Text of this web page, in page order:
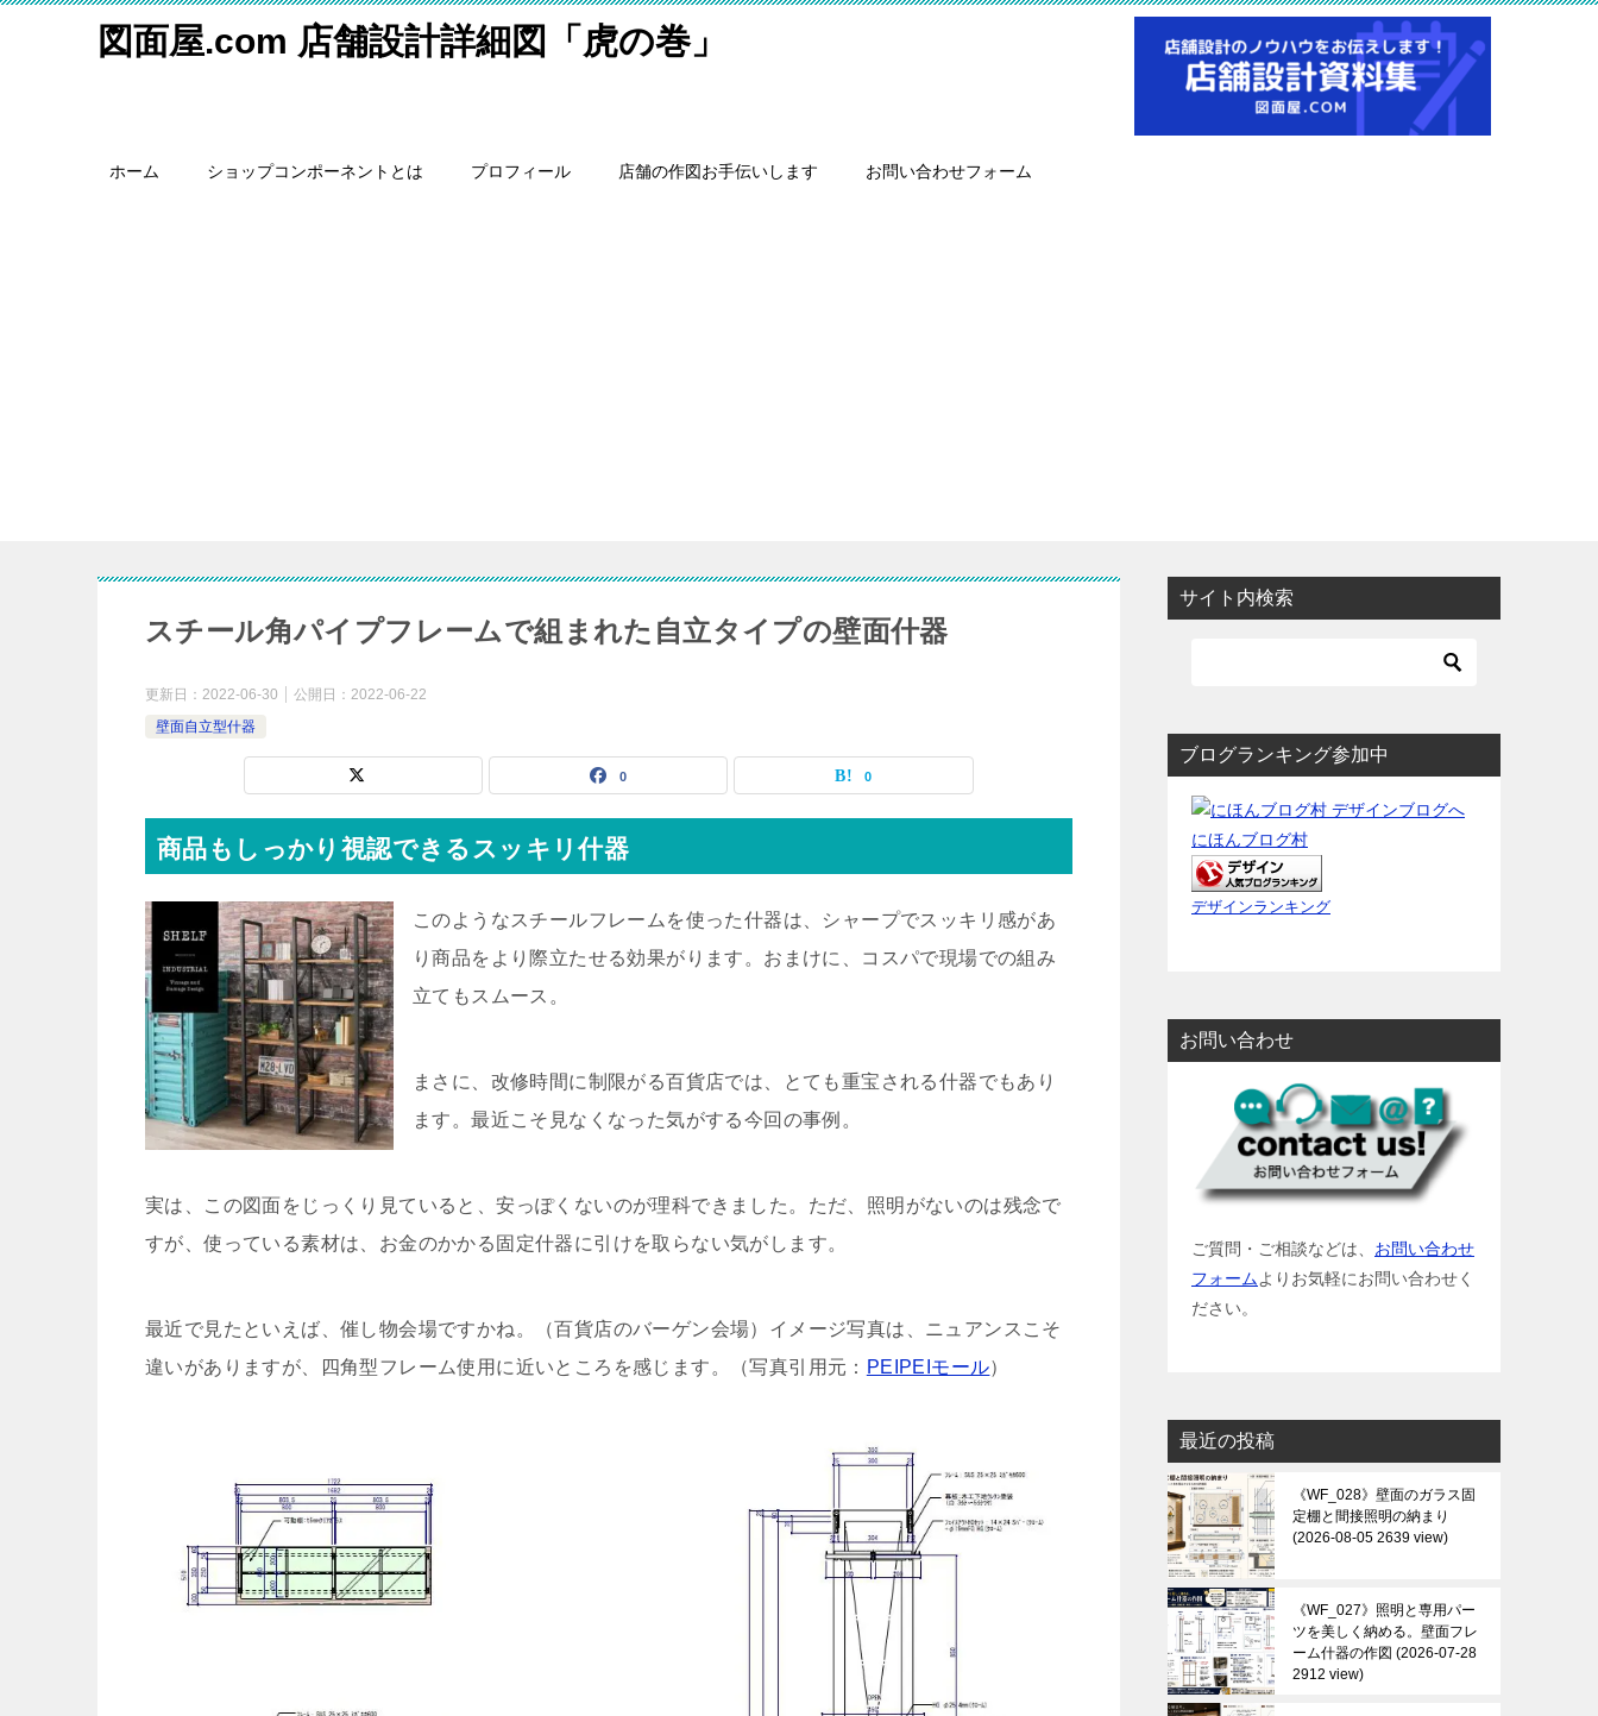
図面屋.com 店舗設計詳細図「虎の巻」
ホーム ショップコンポーネントとは プロフィール 店舗の作図お手伝いします お問い合わせフォーム
スチール角パイプフレームで組まれた自立タイプの壁面什器
更新日： 2022-06-30 公開日： 2022-06-22
壁面自立型什器
0 0
商品もしっかり視認できるスッキリ什器
このようなスチールフレームを使った什器は、シャープでスッキリ感があ
り商品をより際立たせる効果がります。おまけに、コスパで現場での組み
立てもスムース。
まさに、改修時間に制限がる百貨店では、とても重宝される什器でもあり
ます。最近こそ見なくなった気がする今回の事例。
実は、この図面をじっくり見ていると、安っぽくないのが理科できました。ただ、照明がないのは残念で
すが、使っている素材は、お金のかかる固定什器に引けを取らない気がします。
最近で見たといえば、催し物会場ですかね。（百貨店のバーゲン会場）イメージ写真は、ニュアンスこそ
違いがありますが、四角型フレーム使用に近いところを感じます。（写真引用元： PEIPEIモール）
サイト内検索
ブログランキング参加中
にほんブログ村
デザインランキング
お問い合わせ
ご質問・ご相談などは、 お問い合わせ
フォームよりお気軽にお問い合わせく
ださい。
最近の投稿
《WF_028》壁面のガラス固
定棚と間接照明の納まり
2026-08-05 2639 view
《WF_027》照明と専用パー
ツを美しく納める。壁面フレ
ーム什器の作図
2026-07-28
2912 view